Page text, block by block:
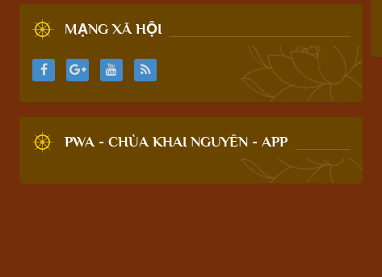
MẠNG XÃ HỘI
PWA - CHÙA KHAI NGUYÊN - APP